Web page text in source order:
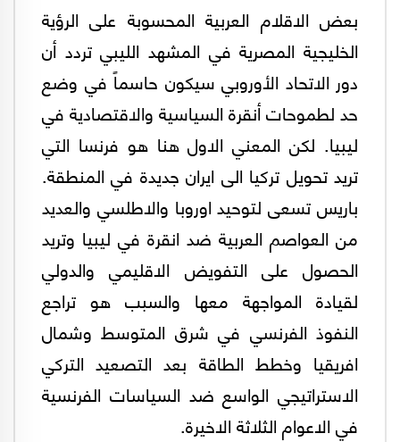
بعض الاقلام العربية المحسوبة على الرؤية
الخليجية المصرية في المشهد الليبي تردد أن
دور الاتحاد الأوروبي سيكون حاسماً في وضع
حد لطموحات أنقرة السياسية والاقتصادية في
ليبيا. لكن المعني الاول هنا هو فرنسا التي
تريد تحويل تركيا الى ايران جديدة في المنطقة.
باريس تسعى لتوحيد اوروبا والاطلسي والعديد
من العواصم العربية ضد انقرة في ليبيا وتريد
الحصول على التفويض الاقليمي والدولي
لقيادة المواجهة معها والسبب هو تراجع
النفوذ الفرنسي في شرق المتوسط وشمال
افريقيا وخطط الطاقة بعد التصعيد التركي
الاستراتيجي الواسع ضد السياسات الفرنسية
في الاعوام الثلاثة الاخيرة.